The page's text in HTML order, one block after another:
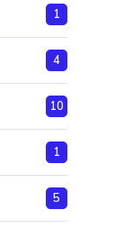
1
4
10
1
5